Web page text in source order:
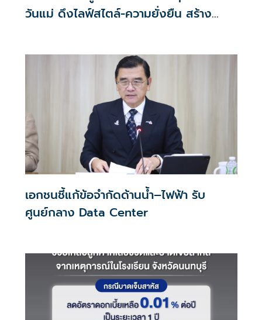
วันแม่ ดึงไลฟ์สไตล์-ความยั่งยืน สร้าง
เอกชนชี้แก้ข้อจำกัดด้านน้ำ–ไฟฟ้า รับ
ศูนย์กลาง Data Center